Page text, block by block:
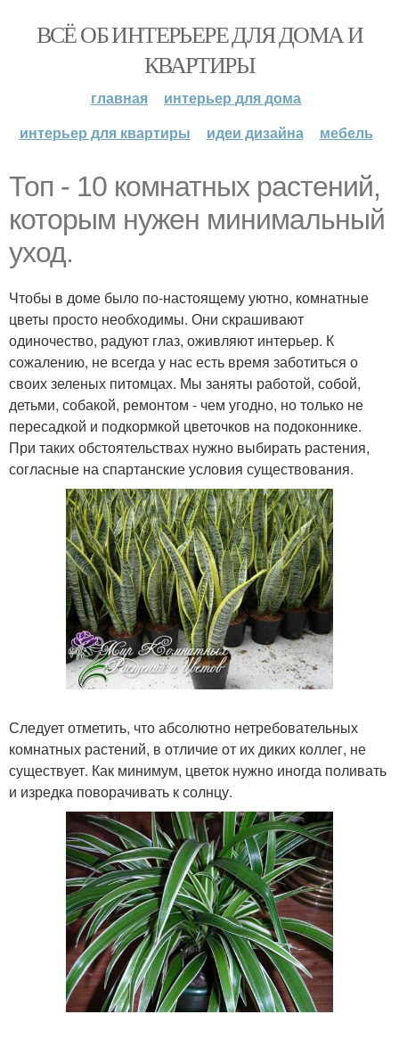
ВСЁ ОБ ИНТЕРЬЕРЕ ДЛЯ ДОМА И
КВАРТИРЫ
главная
интерьер для дома
интерьер для квартиры
идеи дизайна мебель
Топ - 10 комнатных растений,
которым нужен минимальный
уход.
Чтобы в доме было по-настоящему уютно, комнатные
цветы просто необходимы. Они скрашивают
одиночество, радуют глаз, оживляют интерьер. К
сожалению, не всегда у нас есть время заботиться о
своих зеленых питомцах. Мы заняты работой, собой,
детьми, собакой, ремонтом - чем угодно, но только не
пересадкой и подкормкой цветочков на подоконнике.
При таких обстоятельствах нужно выбирать растения,
согласные на спартанские условия существования.
Следует отметить, что абсолютно нетребовательных
комнатных растений, в отличие от их диких коллег, не
существует. Как минимум, цветок нужно иногда поливать
и изредка поворачивать к солнцу.